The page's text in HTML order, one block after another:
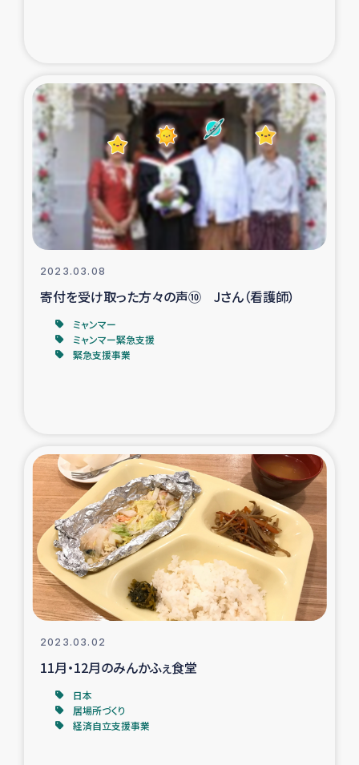
仮設住宅生活支援・農業復興支援
漁業復興支援
インターン・ボランティア日誌
経済自立支援事業
居場所づくり
ガザ空爆被災者への食料支援と農家生産支援
ガザ地区における被災住民への緊急支援
ガザ地区酪農を通した女性グループの生計支援
ふりかけ普及と食生活改善による栄養改善事業
フェアトレード事業
女性の生計向上を通じた子どもの栄養改善事業
2023.03.08
寄付を受け取った方々の声⑩ Jさん（看護師）
ミャンマー
ミャンマー緊急支援
緊急支援事業
2023.03.02
11月・12月のみんかふぇ食堂
日本
居場所づくり
経済自立支援事業